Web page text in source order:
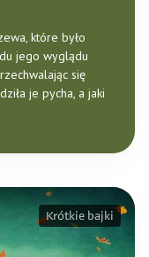
które było
jego wyglądu
się
je pycha, a jaki
Krótkie bajki